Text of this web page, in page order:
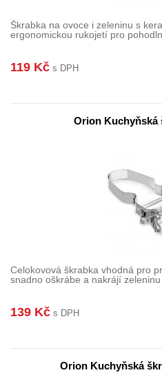
Škrabka na ovoce i zeleninu s
ergonomickou rukojetí pro
119 Kč s DPH
Orion Kuchyňská
Celokovová škrabka vhodná pro
snadno oškrábe a nakrájí
139 Kč s DPH
Orion Kuchyňská